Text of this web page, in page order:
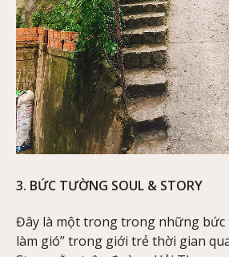
3. BỨC TƯỜNG SOUL & STORY
Đây là một trong trong những bức
làm gió” trong giới trẻ thời gian